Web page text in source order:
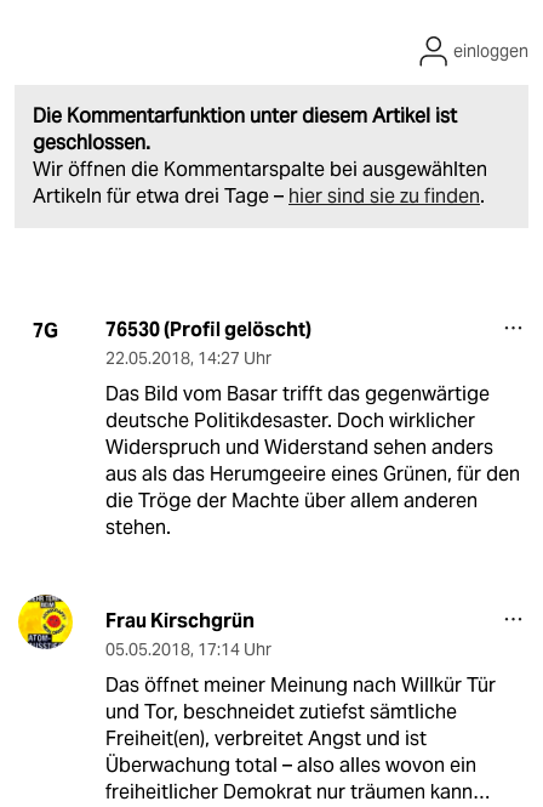
Die Kommentarfunktion unter diesem Artikel ist
geschlossen.
Wir öffnen die Kommentarspalte bei ausgewählten
Artikeln für etwa drei Tage – hier sind sie zu finden.
einloggen
7G 76530 (Profil gelöscht)
22.05.2018, 14:27 Uhr
Das Bild vom Basar trifft das gegenwärtige
deutsche Politikdesaster. Doch wirklicher
Widerspruch und Widerstand sehen anders
aus als das Herumgeeire eines Grünen, für den
die Tröge der Machte über allem anderen
stehen.
Frau Kirschgrün
05.05.2018, 17:14 Uhr
Das öffnet meiner Meinung nach Willkür Tür
und Tor, beschneidet zutiefst sämtliche
Freiheit(en), verbreitet Angst und ist
Überwachung total – also alles wovon ein
freiheitlicher Demokrat nur träumen kann…